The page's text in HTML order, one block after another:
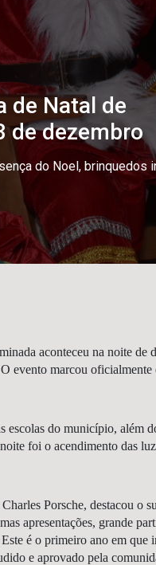
de Natal de
de dezembro
do Noel, brinquedos
aconteceu na noite
evento marcou oficialmente
escolas do município, além
foi o acendimento das
Porsche, destacou o
apresentações, grande
é o primeiro ano em que
e aprovado pela